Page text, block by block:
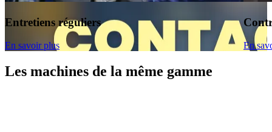
Entretiens réguliers
En savoir plus En
Les machines de la même gamme